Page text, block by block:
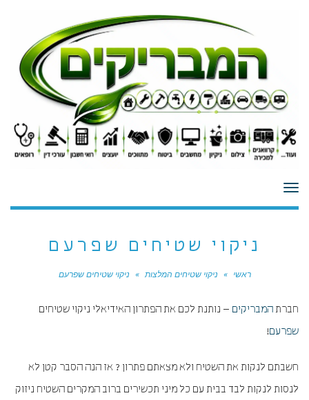
תפריט
ניקוי שטיחים שפרעם
ראשי » ניקוי שטיחים המלצות » ניקוי שטיחים שפרעם
חברתהמבריקים – נותנת לכם את הפתרון האידיאלי ניקוי שטיחים
שפרעם!
חשבתם לנקות את השטיח ולא מצאתם פתרון ? אז הנה הסבר קטן לא
לנסות לנקות לבד בבית עם כל מיני תכשירים ברוב המקרים השטיח ניזוק